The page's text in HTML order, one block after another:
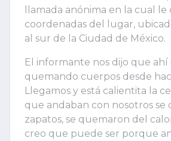
llamada anónima en la cual le
coordenadas del lugar,
al sur de la Ciudad de México.
El informante nos dijo que ahí
quemando cuerpos desde
Llegamos y está calientita la
que andaban con nosotros se
zapatos, se quemaron del
creo que puede ser porque